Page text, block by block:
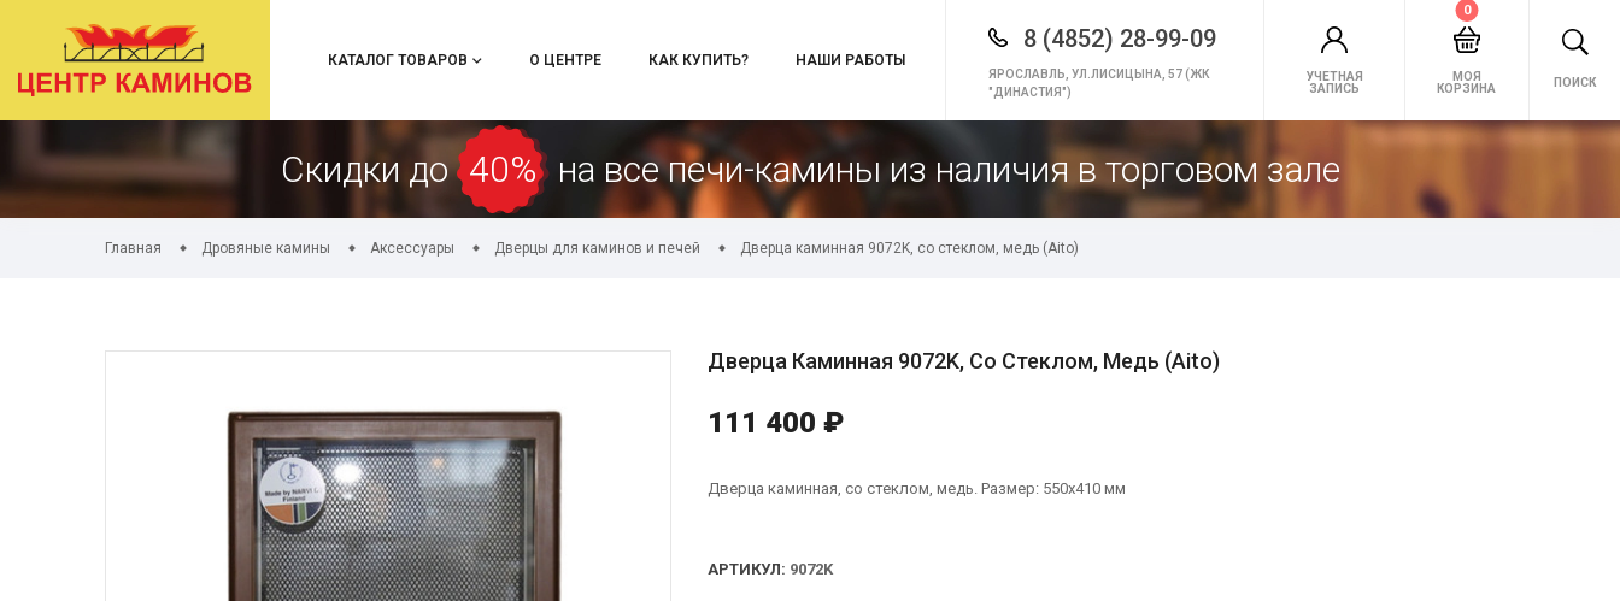
КАТАЛОГ ТОВАРОВ О ЦЕНТРЕ КАК КУПИТЬ? НАШИ РАБОТЫ
8 (4852) 28-99-09
ЯРОСЛАВЛЬ, УЛ.ЛИСИЦЫНА, 57 (ЖК
"ДИНАСТИЯ")
УЧЕТНАЯ
ЗАПИСЬ
МОЯ
КОРЗИНА
0
ПОИСК
Скидки до 40% на все печи-камины из наличия в торговом зале
Главная Дровяные камины Аксессуары Дверцы для каминов и печей Дверца каминная 9072K, со стеклом, медь (Aito)
Дверца Каминная 9072K, Со Стеклом, Медь (Aito)
111 400 ₽
Дверца каминная, со стеклом, медь. Размер: 550х410 мм
АРТИКУЛ: 9072K